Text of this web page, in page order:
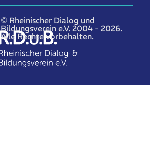
© Rheinischer Dialog und
Bildungsverein e.V. 2004 - 2026.
Alle Rechte vorbehalten.